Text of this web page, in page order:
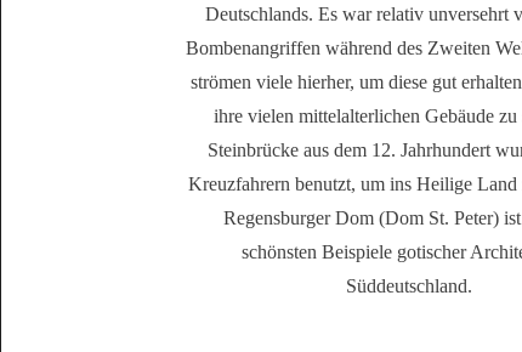
Deutschlands. Es war relativ unversehrt
Bombenangriffen während des Zweiten
strömen viele hierher, um diese gut
ihre vielen mittelalterlichen Gebäude zu
Steinbrücke aus dem 12. Jahrhundert
Kreuzfahrern benutzt, um ins Heilige Land
Regensburger Dom (Dom St. Peter)
schönsten Beispiele gotischer
Süddeutschland.